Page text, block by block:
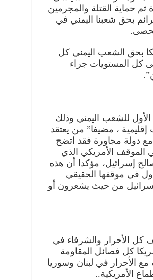
ثم حماية القتلة والمجرمين
بحق شعبنا اليمني في
بحق الشعب اليمني كل
كل المستويات جراء
الأول للشعب اليمني وذلك
، مضيفا” من يعتقد
دولة مجاورة فقد اتضح
الموقف الأمريكي الذي
إسرائيل، مؤكدا أن هذه
في موقفها الحقيقي
من حيث يشعرون أو
كل الأحرار والشرفاء في
كل فصائل المقاومة
الأحرار في لبنان وسوريا
الأمريكية..